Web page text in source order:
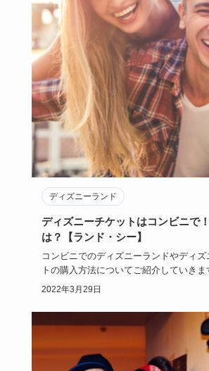
ディズニーランド
ディズニーチケットはコンビニで
は？【ランド・シー】
コンビニでのディズニーランドやディ
トの購入方法についてご紹介していきま
ドやディズニー…
2022年3月29日